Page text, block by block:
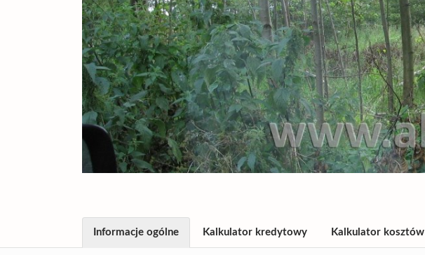
Informacje ogólne Kalkulator kredytowy Kalkulator kosztów